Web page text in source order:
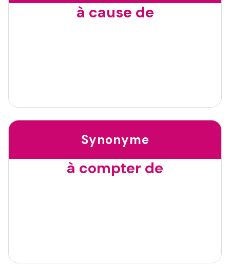
à cause de
Synonyme
à compter de